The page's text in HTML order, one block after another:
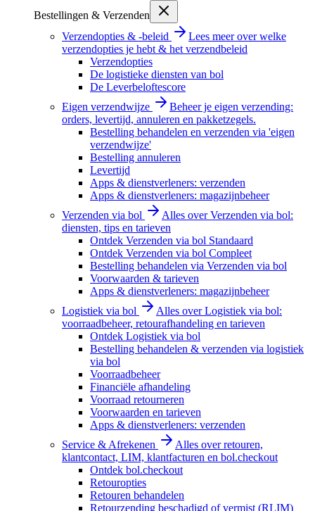
Bestellingen & Verzenden
Verzendopties & -beleid
Lees meer over welke
verzendopties je hebt & het verzendbeleid
Verzendopties
De logistieke diensten van bol
De Leverbeloftescore
Eigen verzendwijze
Beheer je eigen verzending:
orders, levertijd, annuleren en pakketzegels.
Bestelling behandelen en verzenden via 'eigen
verzendwijze'
Bestelling annuleren
Levertijd
Apps & dienstverleners: verzenden
Apps & dienstverleners: magazijnbeheer
Verzenden via bol
Alles over Verzenden via bol:
diensten, tips en tarieven
Ontdek Verzenden via bol Standaard
Ontdek Verzenden via bol Compleet
Bestelling behandelen via Verzenden via bol
Voorwaarden & tarieven
Apps & dienstverleners: magazijnbeheer
Logistiek via bol
Alles over Logistiek via bol:
voorraadbeheer, retourafhandeling en tarieven
Ontdek Logistiek via bol
Bestelling behandelen & verzenden via logistiek
via bol
Voorraadbeheer
Financiële afhandeling
Voorraad retourneren
Voorwaarden en tarieven
Apps & dienstverleners: verzenden
Service & Afrekenen
Alles over retouren,
klantcontact, LIM, klantfacturen en bol.checkout
Ontdek bol.checkout
Retouropties
Retouren behandelen
Retourzending beschadigd of vermist (RLIM)